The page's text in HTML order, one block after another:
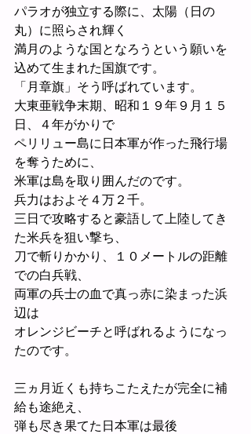
パラオが独立する際に、太陽（日の
丸）に照らされ輝く
満月のような国となろうという願いを
込めて生まれた国旗です。
「月章旗」そう呼ばれています。
大東亜戦争末期、昭和１９年９月１５
日、４年がかりで
ペリリュー島に日本軍が作った飛行場
を奪うために、
米軍は島を取り囲んだのです。
兵力はおよそ４万２千。
三日で攻略すると豪語して上陸してき
た米兵を狙い撃ち、
刀で斬りかかり、１０メートルの距離
での白兵戦、
両軍の兵士の血で真っ赤に染まった浜
辺は
オレンジビーチと呼ばれるようになっ
たのです。
三ヵ月近くも持ちこたえたが完全に補
給も途絶え、
弾も尽き果てた日本軍は最後